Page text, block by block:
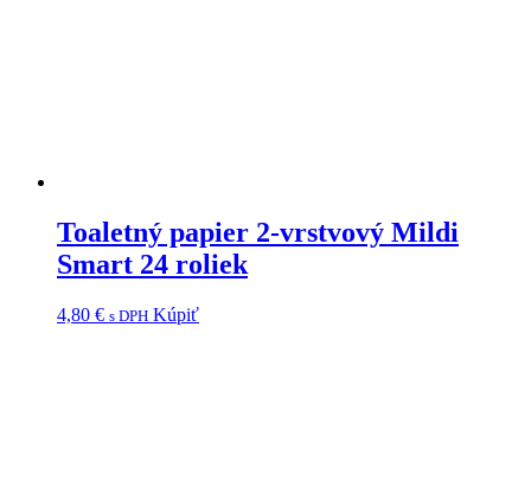
Toaletný papier 2-vrstvový Mildi
Smart 24 roliek
4,80 € s DPH Kúpiť